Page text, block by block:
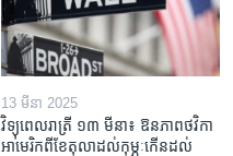
13 មីនា 2025
វិទ្យុពេលរាត្រី ១៣ មីនា៖ ឱនភាព​ថវិកា​
អាមេរិក​ពី​ខែ​តុលា​ដល់​កុម្ភៈ​កើន​ដល់​